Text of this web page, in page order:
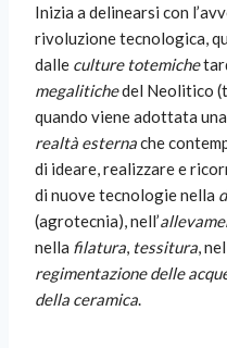
Inizia a delinearsi con
rivoluzione tecnologica,
dalle culture totemiche
megalitichedel Neolitico
quando viene adottata una
realtà esternache
di ideare, realizzare e
di nuove tecnologie nella
(agrotecnia), nell’
nella filatura, tessitura,
regimentazione delle
della ceramica.